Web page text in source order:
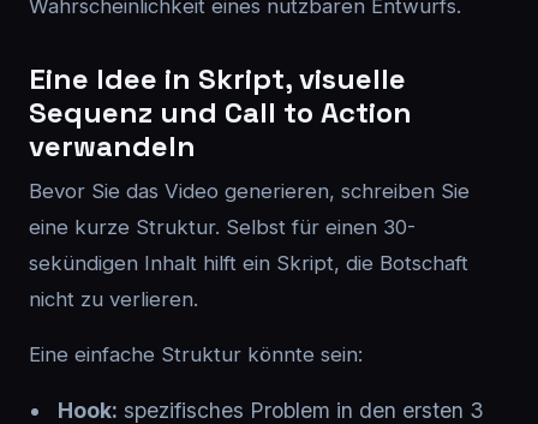
Wahrscheinlichkeit eines nutzbaren Entwurfs.
Eine Idee in Skript, visuelle
Sequenz und Call to Action
verwandeln
Bevor Sie das Video generieren, schreiben Sie
eine kurze Struktur. Selbst für einen 30-
sekündigen Inhalt hilft ein Skript, die Botschaft
nicht zu verlieren.
Eine einfache Struktur könnte sein:
Hook: spezifisches Problem in den ersten 3